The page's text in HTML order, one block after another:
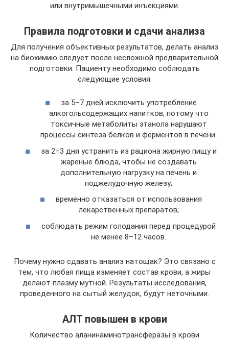
или внутримышечными инъекциями.
Правила подготовки и сдачи анализа
Для получения объективных результатов, делать анализ
на биохимию следует после несложной предварительной
подготовки. Пациенту необходимо соблюдать
следующие условия:
за 5–7 дней исключить употребление
алкогольсодержащих напитков, потому что
токсичные метаболиты этанола нарушают
процессы синтеза белков и ферментов в печени.
за 2–3 дня устранить из рациона жирную пищу и
жареные блюда, чтобы не создавать
дополнительную нагрузку на печень и
поджелудочную железу;
временно отказаться от использования
лекарственных препаратов;
соблюдать режим голодания перед процедурой
не менее 8–12 часов.
Почему нужно сдавать анализ натощак? Это связано с
тем, что любая пища изменяет состав крови, а жиры
делают плазму мутной. Результаты исследования,
проведенного на сытый желудок, будут неточными.
АЛТ повышен в крови
Количество аланинаминотрансферазы в крови